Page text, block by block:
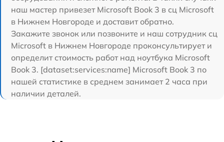
наш мастер привезет Microsoft Book 3 в сц Microsoft
в Нижнем Новгороде и доставит обратно.
Закажите звонок или позвоните и наш сотрудник сц
Microsoft в Нижнем Новгороде проконсультирует и
определит стоимость работ над ноутбука Microsoft
Book 3. [dataset:services:name] Microsoft Book 3 по
нашей статистике в среднем занимает 2 часа при
наличии деталей.